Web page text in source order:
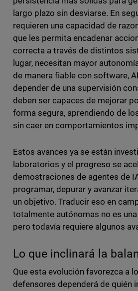
largo plazo sin desviarse. En
requieren una capacidad de
que les permita encadenar
correcta a través de distintos
lugar, necesitan mayor
de manera fiable con software,
depender de una supervisión
deben ser capaces de mejorar
forma segura, aprendiendo de
sin caer en comportamientos
Estos avances ya se están
laboratorios y el progreso se
demostraciones de agentes de
programar, depurar y avanzar
un objetivo. Traducir eso en
totalmente autónomas no es
pero todavía requiere algunos
Lo que inclinará la
Que esta evolución favorezca a
defensores dependerá de quién